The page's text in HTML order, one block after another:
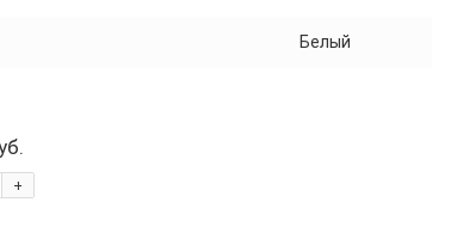
Белый
+